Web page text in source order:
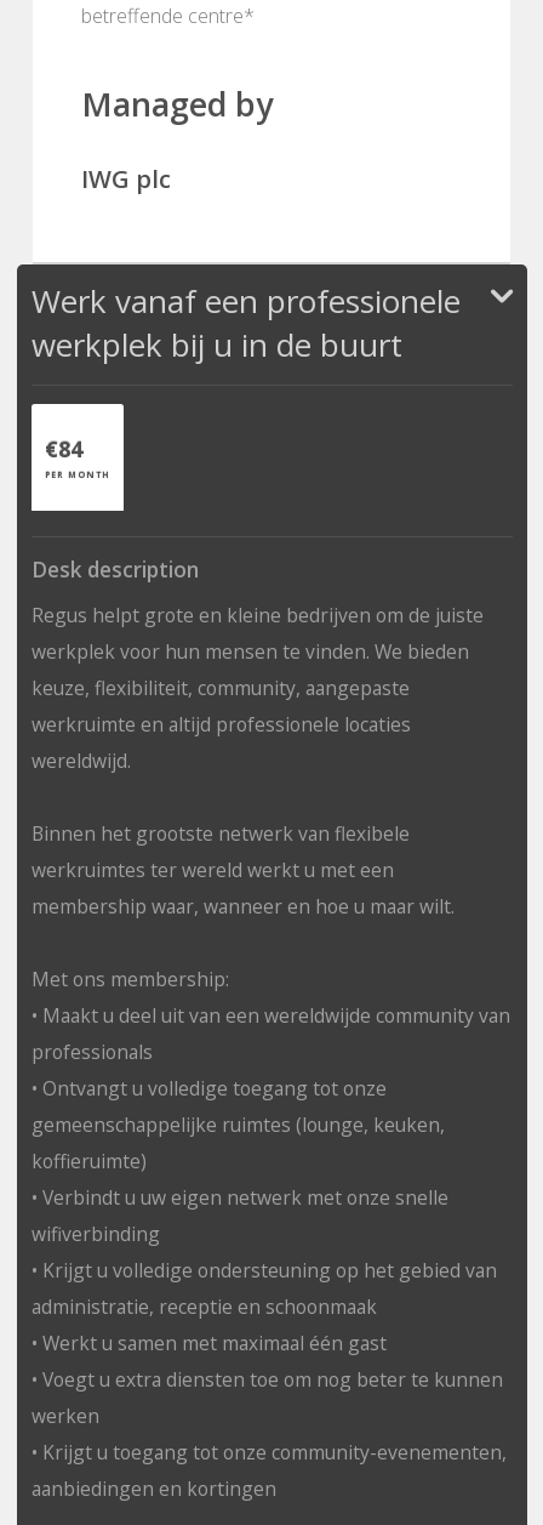
betreffende centre*
Managed by
IWG plc
Werk vanaf een professionele
werkplek bij u in de buurt
€84
PER MONTH
Desk description
Regus helpt grote en kleine bedrijven om de juiste
werkplek voor hun mensen te vinden. We bieden
keuze, flexibiliteit, community, aangepaste
werkruimte en altijd professionele locaties
wereldwijd.
Binnen het grootste netwerk van flexibele
werkruimtes ter wereld werkt u met een
membership waar, wanneer en hoe u maar wilt.
Met ons membership:
• Maakt u deel uit van een wereldwijde community van
professionals
• Ontvangt u volledige toegang tot onze
gemeenschappelijke ruimtes (lounge, keuken,
koffieruimte)
• Verbindt u uw eigen netwerk met onze snelle
wifiverbinding
• Krijgt u volledige ondersteuning op het gebied van
administratie, receptie en schoonmaak
• Werkt u samen met maximaal één gast
• Voegt u extra diensten toe om nog beter te kunnen
werken
• Krijgt u toegang tot onze community-evenementen,
aanbiedingen en kortingen